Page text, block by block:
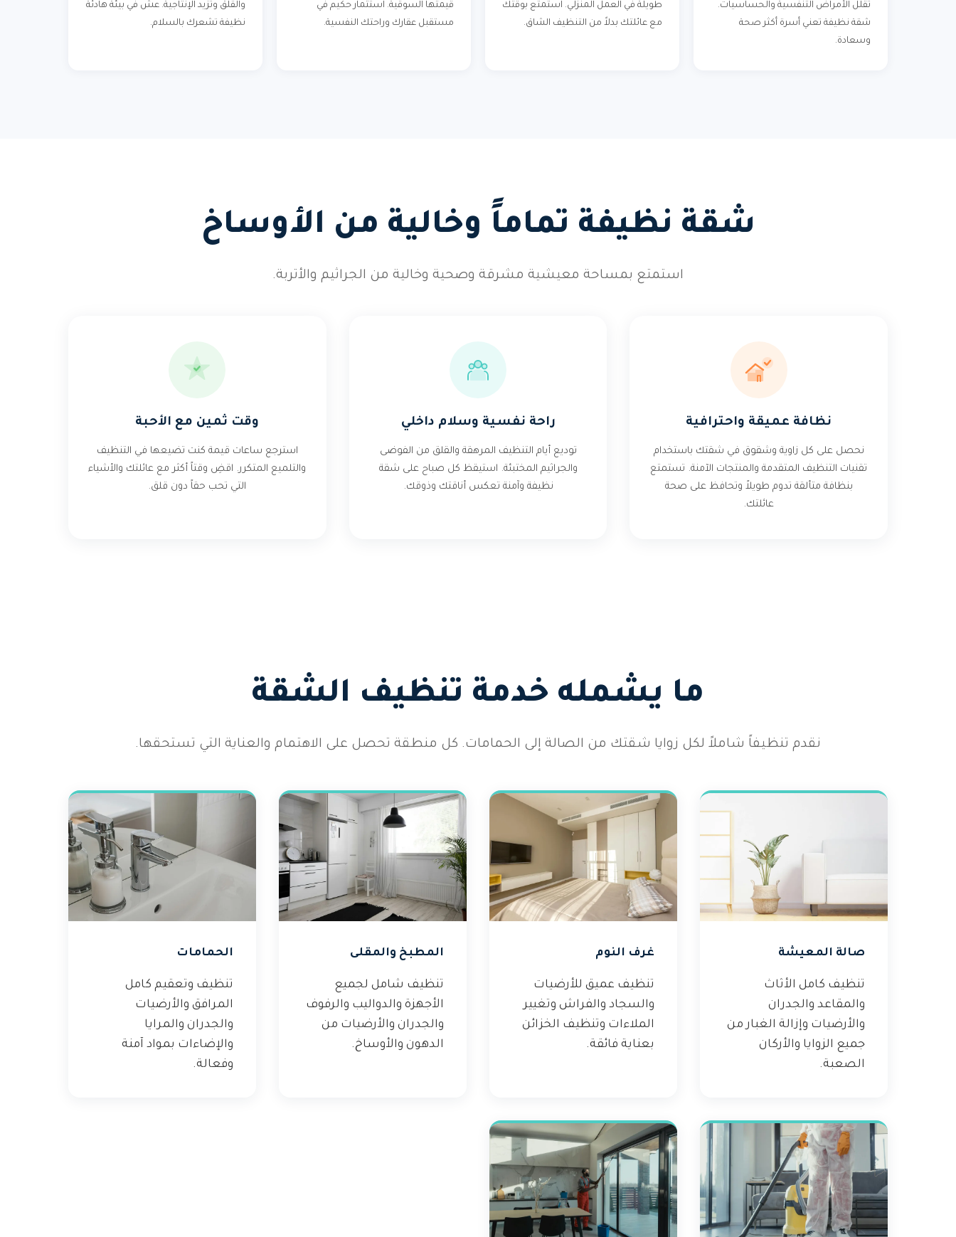
تقلل الأمراض التنفسية والحساسيات.
شقة نظيفة تعني أسرة أكثر صحة
وسعادة.
طويلة في العمل المنزلي. استمتع بوقتك
مع عائلتك بدلاً من التنظيف الشاق.
قيمتها السوقية. استثمار حكيم في
مستقبل عقارك وراحتك النفسية.
والقلق وتزيد الإنتاجية. عش في بيئة هادئة
نظيفة تشعرك بالسلام.
شقة نظيفة تماماً وخالية من الأوساخ
استمتع بمساحة معيشية مشرقة وصحية وخالية من الجراثيم والأتربة.
نظافة عميقة واحترافية
نحصل على كل زاوية وشقوق في شقتك باستخدام
تقنيات التنظيف المتقدمة والمنتجات الآمنة. تستمتع
بنظافة متألقة تدوم طويلاً وتحافظ على صحة
عائلتك.
راحة نفسية وسلام داخلي
توديع أيام التنظيف المرهقة والقلق من الفوضى
والجراثيم المختبئة. استيقظ كل صباح على شقة
نظيفة وآمنة تعكس أناقتك وذوقك.
وقت ثمين مع الأحبة
استرجع ساعات قيمة كنت تضيعها في التنظيف
والتلميع المتكرر. اقضِ وقتاً أكثر مع عائلتك والأشياء
التي تحب حقاً دون قلق.
ما يشمله خدمة تنظيف الشقة
نقدم تنظيفاً شاملاً لكل زوايا شقتك من الصالة إلى الحمامات. كل منطقة تحصل على الاهتمام والعناية التي تستحقها.
صالة المعيشة
تنظيف كامل الأثاث
والمقاعد والجدران
والأرضيات وإزالة الغبار من
جميع الزوايا والأركان
الصعبة.
غرف النوم
تنظيف عميق للأرضيات
والسجاد والفراش وتغيير
الملاءات وتنظيف الخزائن
بعناية فائقة.
المطبخ والمقلى
تنظيف شامل لجميع
الأجهزة والدواليب والرفوف
والجدران والأرضيات من
الدهون والأوساخ.
الحمامات
تنظيف وتعقيم كامل
المرافق والأرضيات
والجدران والمرايا
والإضاءات بمواد آمنة
وفعالة.